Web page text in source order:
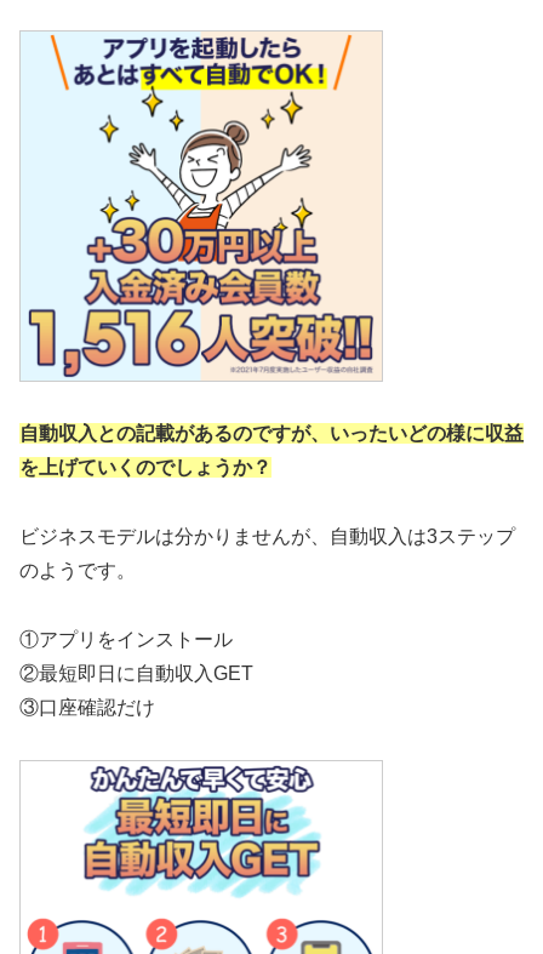
自動収入との記載があるのですが、いったいどの様に収益
を上げていくのでしょうか？
ビジネスモデルは分かりませんが、自動収入は3ステップ
のようです。
①アプリをインストール
②最短即日に自動収入GET
③口座確認だけ